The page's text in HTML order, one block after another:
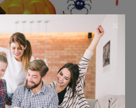
een griezelig